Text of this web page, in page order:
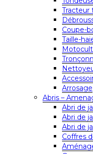
Tracteur
Coupe-
Taille-
Arrosage
Abris –
Abri de
Abri de
Abri de
Coffres